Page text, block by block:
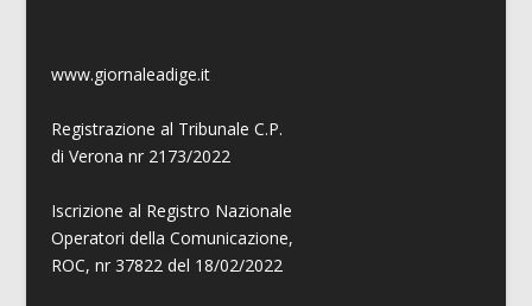
www.giornaleadige.it
Registrazione al Tribunale C.P.
di Verona nr 2173/2022
Iscrizione al Registro Nazionale
Operatori della Comunicazione,
ROC, nr 37822 del 18/02/2022